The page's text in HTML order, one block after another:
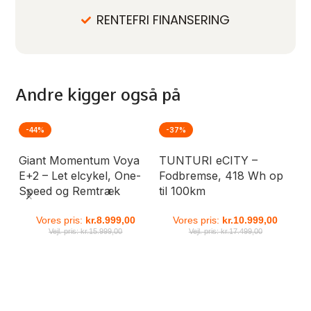
RENTEFRI FINANSERING
Andre kigger også på
-44%
Giant Momentum Voya
E+2 – Let elcykel, One-
Speed og Remtræk
Vejl. pris: kr.15.999,00
Vores pris: kr.8.999,00
-37%
TUNTURI eCITY –
Fodbremse, 418 Wh op
til 100km
Vejl. pris: kr.17.499,00
Vores pris: kr.10.999,00